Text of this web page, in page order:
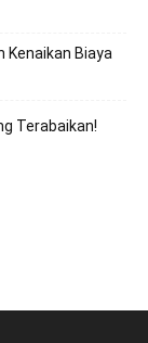
Kenaikan Biaya
Terabaikan!